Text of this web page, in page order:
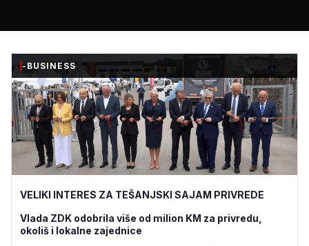
-BUSINESS
VELIKI INTERES ZA TEŠANJSKI SAJAM PRIVREDE
Vlada ZDK odobrila više od milion KM za privredu,
okoliš i lokalne zajednice